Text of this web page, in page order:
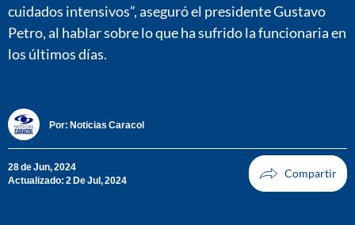
cuidados intensivos”, aseguró el presidente Gustavo
Petro, al hablar sobre lo que ha sufrido la funcionaria en
los últimos días.
Por: Noticias Caracol
28 de Jun, 2024
Actualizado: 2 De Jul, 2024